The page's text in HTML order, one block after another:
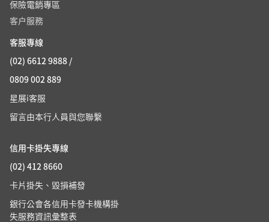
保險電銷專區
客户服務
客服專線
(02) 6612 9888 /
0809 002 889
星展i客服
留言由本行人員與您聯繫
信用卡掛失專線
(02) 412 8660
卡片掛失、毀損補發
銀行公會各信用卡發卡機構掛
失服務資訊彙整表